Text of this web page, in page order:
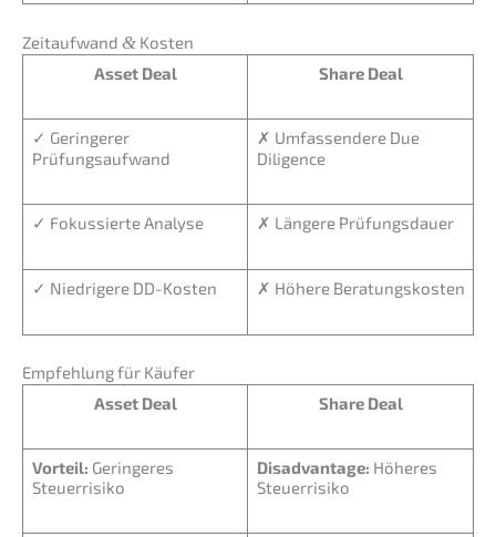
Zeitauf­wand & Kosten
Asset Deal
Share Deal
✓ Gerin­ge­rer
Prüfungsaufwand
✗ Umfas­sen­de­re Due
Diligence
✓ Fokus­sier­te Analyse ✗ Länge­re Prüfungsdauer
✓ Niedri­ge­re DD-Kosten ✗ Höhere Beratungskosten
Empfeh­lung für Käufer
Asset Deal
Share Deal
Vorteil: Gerin­ge­res
Steuerrisiko
Disad­van­ta­ge: Höheres
Steuerrisiko